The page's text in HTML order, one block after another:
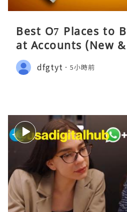
Best O7 Places to
at Accounts (New
dfgtyt 5小時前